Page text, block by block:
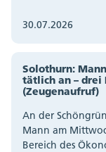
30.07.2026
Solothurn:
tätlich an – drei
(Zeugenaufruf)
An der
Mann am
Bereich des